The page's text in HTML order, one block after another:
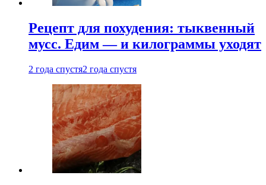
Рецепт для похудения: тыквенный
мусс. Едим — и килограммы уходят
2 года спустя2 года спустя